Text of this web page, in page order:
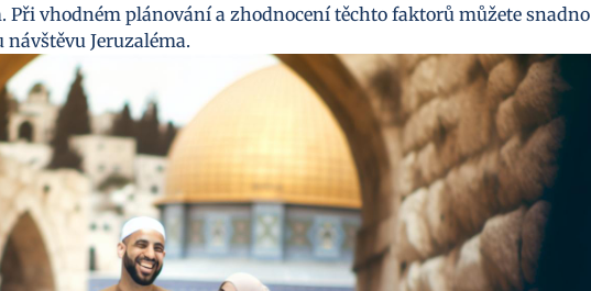
vhodném plánování a zhodnocení těchto faktorů můžete snadno
Jeruzaléma.